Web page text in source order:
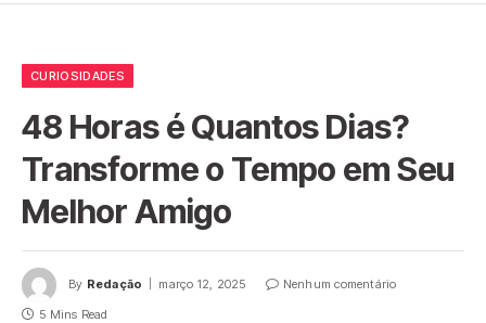
CURIOSIDADES
48 Horas é Quantos Dias?
Transforme o Tempo em Seu
Melhor Amigo
By Redação março 12, 2025
Nenhum comentário
5 Mins Read